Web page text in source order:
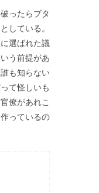
ったらブタ
している。
選ばれた議
う前提があ
も知らない
て怪しいも
僚があれこ
っているの